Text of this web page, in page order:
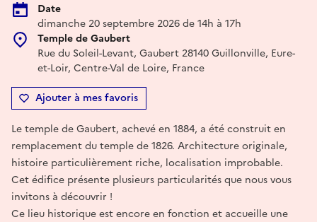
Date
dimanche 20 septembre 2026 de 14h à 17h
Temple de Gaubert
Rue du Soleil-Levant, Gaubert 28140 Guillonville, Eure-
et-Loir, Centre-Val de Loire, France
Ajouter à mes favoris
Le temple de Gaubert, achevé en 1884, a été construit en
remplacement du temple de 1826. Architecture originale,
histoire particulièrement riche, localisation improbable.
Cet édifice présente plusieurs particularités que nous vous
invitons à découvrir !
Ce lieu historique est encore en fonction et accueille une